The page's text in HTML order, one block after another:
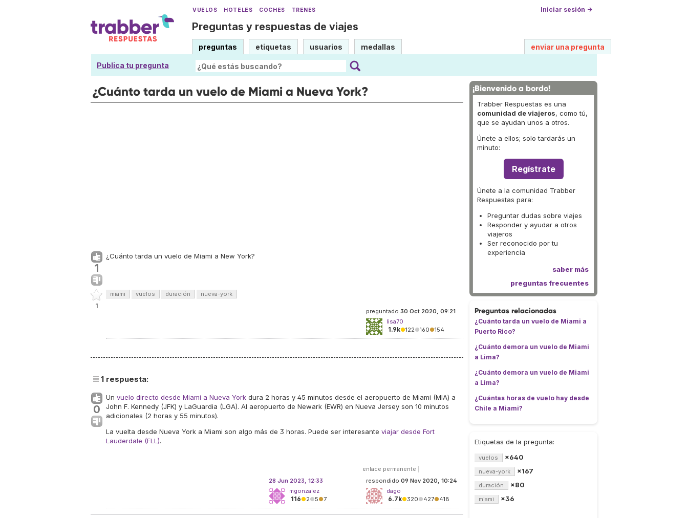
VUELOS HOTELES COCHES TRENES Iniciar sesión →
Preguntas y respuestas de viajes
preguntas etiquetas usuarios medallas enviar una pregunta
Publica tu pregunta
¿Cuánto tarda un vuelo de Miami a Nueva York?
1
1
¿Cuánto tarda un vuelo de Miami a New York?
miami vuelos duración nueva-york
preguntado 30 Oct 2020, 09:21
lisa70
1.9k●122●160●154
1 respuesta:
0
Un vuelo directo desde Miami a Nueva York dura 2 horas y 45 minutos desde el aeropuerto de Miami (MIA) a
John F. Kennedy (JFK) y LaGuardia (LGA). Al aeropuerto de Newark (EWR) en Nueva Jersey son 10 minutos
adicionales (2 horas y 55 minutos).
La vuelta desde Nueva York a Miami son algo más de 3 horas. Puede ser interesante viajar desde Fort
Lauderdale (FLL).
enlace permanente
respondido 09 Nov 2020, 10:24
dago
6.7k●320●427●418
28 Jun 2023, 12:33
mgonzalez
116●2●5●7
¡Bienvenido a bordo!
Trabber Respuestas es una
comunidad de viajeros, como tú,
que se ayudan unos a otros.
Únete a ellos; solo tardarás un
minuto:
Regístrate
Únete a la comunidad Trabber
Respuestas para:
Preguntar dudas sobre viajes
Responder y ayudar a otros
viajeros
Ser reconocido por tu
experiencia
saber más
preguntas frecuentes
Preguntas relacionadas
¿Cuánto tarda un vuelo de Miami a
Puerto Rico?
¿Cuánto demora un vuelo de Miami
a Lima?
¿Cuánto demora un vuelo de Miami
a Lima?
¿Cuántas horas de vuelo hay desde
Chile a Miami?
Etiquetas de la pregunta:
vuelos ×640
nueva-york ×167
duración ×80
miami ×36